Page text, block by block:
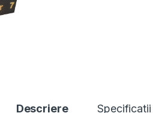
Descriere Specificatii